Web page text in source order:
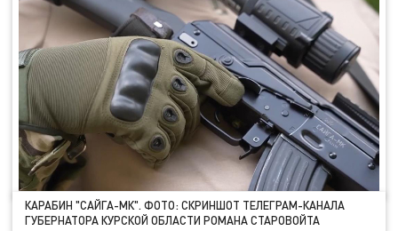
КАРАБИН "САЙГА-МК". ФОТО: СКРИНШОТ ТЕЛЕГРАМ-КАНАЛА
ГУБЕРНАТОРА КУРСКОЙ ОБЛАСТИ РОМАНА СТАРОВОЙТА